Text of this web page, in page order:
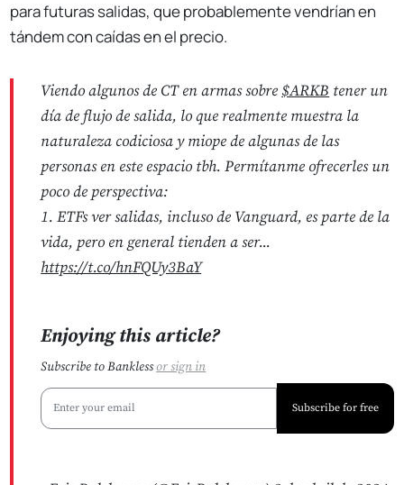
para futuras salidas, que probablemente vendrían en
tándem con caídas en el precio.
Viendo algunos de CT en armas sobre $ARKB tener un
día de flujo de salida, lo que realmente muestra la
naturaleza codiciosa y miope de algunas de las
personas en este espacio tbh. Permítanme ofrecerles un
poco de perspectiva:
1. ETFs ver salidas, incluso de Vanguard, es parte de la
vida, pero en general tienden a ser...
https://t.co/hnFQUy3BaY
Enjoying this article?
Subscribe to Banklessorsign in
Subscribe for free